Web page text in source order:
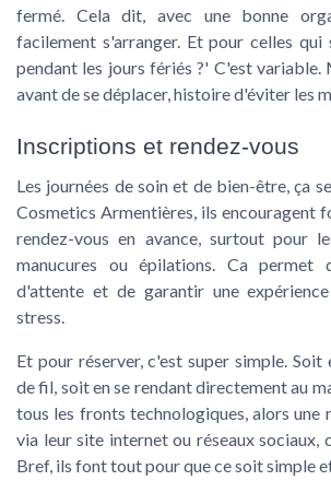
fermé. Cela dit, avec une bonne
facilement s'arranger. Et pour celles qui
pendant les jours fériés ?' C'est variable.
avant de se déplacer, histoire d'éviter les
Inscriptions et rendez-vous
Les journées de soin et de bien-être, ça
Cosmetics Armentières, ils encouragent
rendez-vous en avance, surtout pour
manucures ou épilations. Ca permet
d'attente et de garantir une
stress.
Et pour réserver, c'est super simple. Soit
de fil, soit en se rendant directement au
tous les fronts technologiques, alors une
via leur site internet ou réseaux sociaux,
Bref, ils font tout pour que ce soit simple